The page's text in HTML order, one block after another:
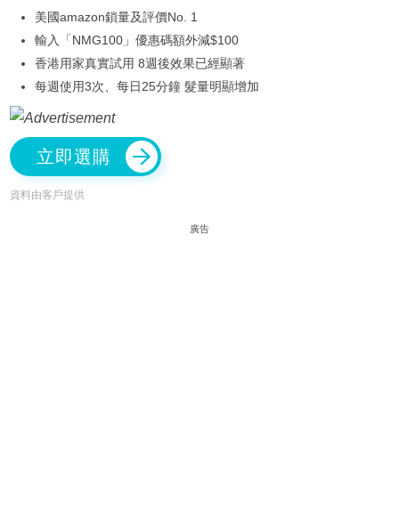
美國amazon鎖量及評價No. 1
輸入「NMG100」優惠碼額外減$100
香港用家真實試用 8週後效果已經顯著
每週使用3次、每日25分鐘 髮量明顯增加
立即選購
資料由客戶提供
廣告